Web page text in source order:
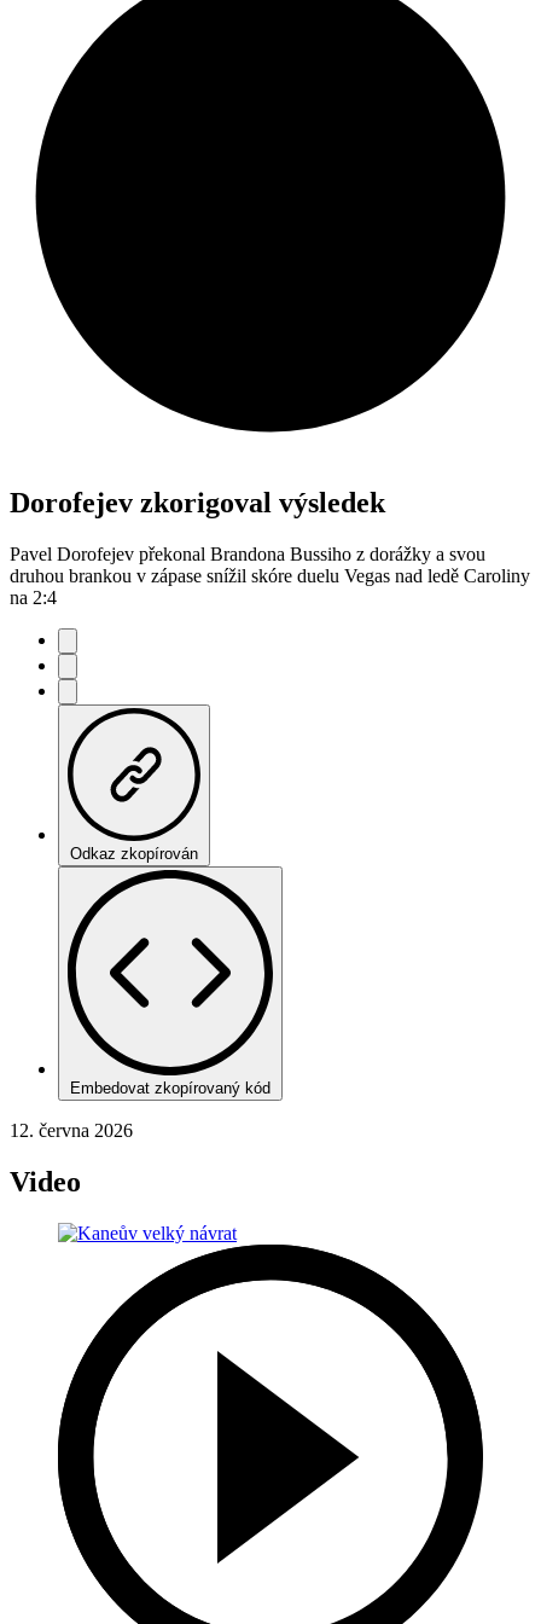
Dorofejev zkorigoval výsledek
Pavel Dorofejev překonal Brandona Bussiho z dorážky a svou
druhou brankou v zápase snížil skóre duelu Vegas nad ledě Caroliny
na 2:4
Odkaz zkopírován
Embedovat zkopírovaný kód
12. června 2026
Video